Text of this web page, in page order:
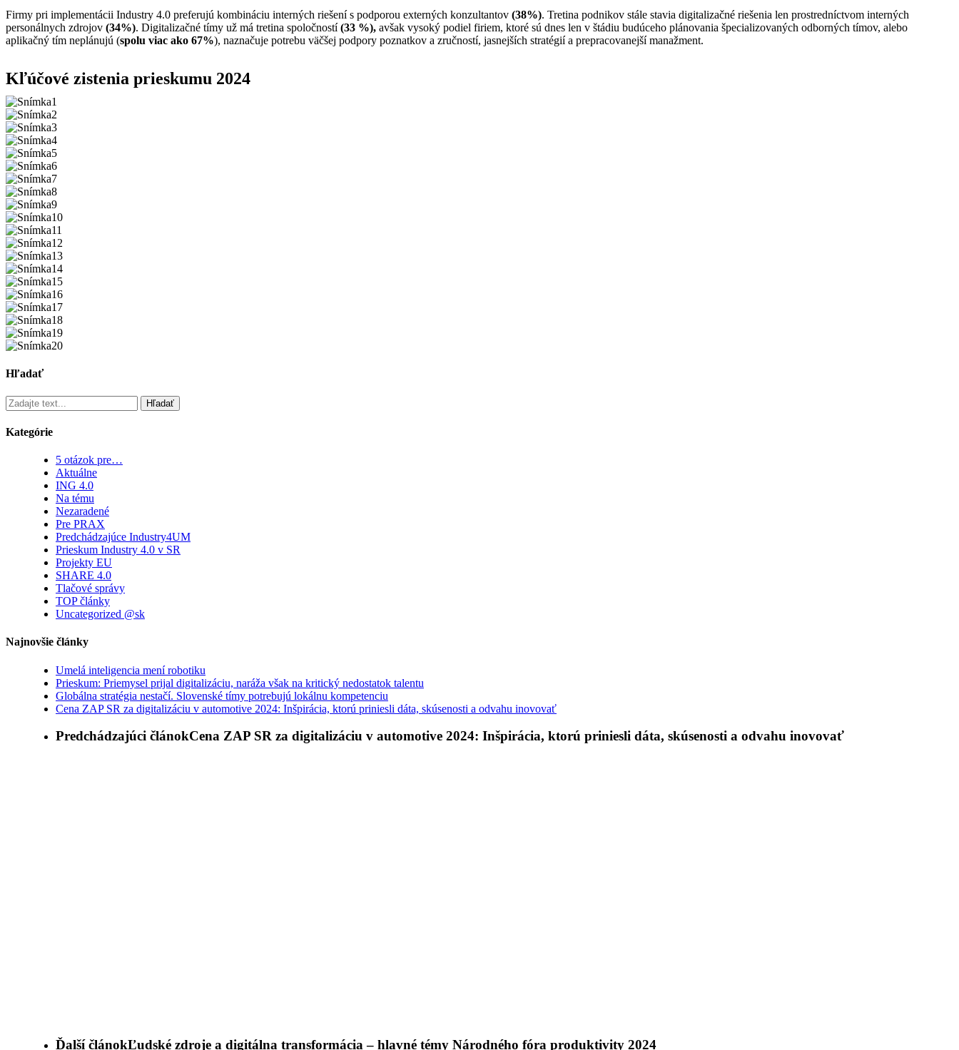
Firmy pri implementácii Industry 4.0 preferujú kombináciu interných riešení s podporou externých konzultantov (38%). Tretina podnikov stále stavia digitalizačné riešenia len prostredníctvom interných
personálnych zdrojov (34%). Digitalizačné tímy už má tretina spoločností(33 %), avšak vysoký podiel firiem, ktoré sú dnes len v štádiu budúceho plánovania špecializovaných odborných tímov, alebo
aplikačný tím neplánujú (spolu viac ako 67%), naznačuje potrebu väčšej podpory poznatkov a zručností, jasnejších stratégií a prepracovanejší manažment.
Kľúčové zistenia prieskumu 2024
Hľadať
Hľadať
Kategórie
5 otázok pre…
Aktuálne
ING 4.0
Na tému
Nezaradené
Pre PRAX
Predchádzajúce Industry4UM
Prieskum Industry 4.0 v SR
Projekty EU
SHARE 4.0
Tlačové správy
TOP články
Uncategorized @sk
Najnovšie články
Umelá inteligencia mení robotiku
Prieskum: Priemysel prijal digitalizáciu, naráža však na kritický nedostatok talentu
Globálna stratégia nestačí. Slovenské tímy potrebujú lokálnu kompetenciu
Cena ZAP SR za digitalizáciu v automotive 2024: Inšpirácia, ktorú priniesli dáta, skúsenosti a odvahu inovovať
Predchádzajúci článokCena ZAP SR za digitalizáciu v automotive 2024: Inšpirácia, ktorú priniesli dáta, skúsenosti a odvahu inovovať
Ďalší článokĽudské zdroje a digitálna transformácia – hlavné témy Národného fóra produktivity 2024